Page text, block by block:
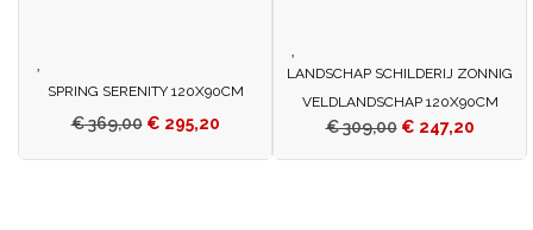
SPRING SERENITY 120X90CM
€369,00 € 295,20
LANDSCHAP SCHILDERIJ ZONNIG
VELDLANDSCHAP 120X90CM
€309,00 € 247,20